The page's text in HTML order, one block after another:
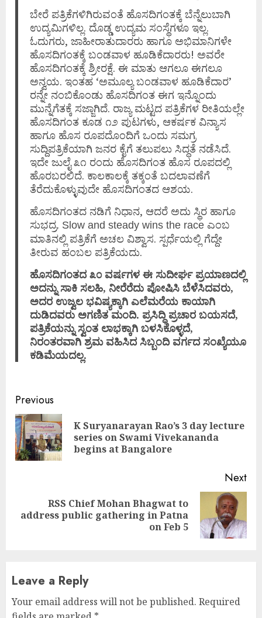
ಬೇರೆ ಪತ್ರಿಕೆಗಳಿಗಿರುವಂತೆ ಹೊಸದಿಗಂತಕ್ಕೆ ಬೆನ್ನೆಲುಬಾಗಿ
ಉದ್ಯಮಿಗಳಿಲ್ಲ. ದೊಡ್ಡ ಉದ್ಯಮ ಸಂಸ್ಥೆಗಳೂ ಇಲ್ಲ.
ಓದುಗರು, ಜಾಹೀರಾತುದಾರರು ಹಾಗೂ ಅಭಿಮಾನಿಗಳೇ
ಹೊಸದಿಗಂತಕ್ಕೆ ಬಂಡವಾಳ ಹೂಡಿಕೆದಾರರು! ಅವರೇ
ಹೊಸದಿಗಂತಕ್ಕೆ ಶ್ರೀರಕ್ಷೆ. ಈ ಮಾತು ಆಗಲೂ ಈಗಲೂ
ಅನ್ವಯ. ಇಂತಹ ‘ಅಮೂಲ್ಯ ಬಂಡವಾಳ ಹೂಡಿಕೆದಾರ’
ರನ್ನೇ ನಂಬಿಕೊಂಡು ಹೊಸದಿಗಂತ ಈಗ ಇನ್ನೊಂದು
ಮುನ್ನೆಗೆತಕ್ಕೆ ಸಜ್ಜಾಗಿದೆ. ರಾಜ್ಯ ಮಟ್ಟದ ಪತ್ರಿಕೆಗಳ ರೀತಿಯಲ್ಲೇ
ಹೊಸದಿಗಂತ ಕೂಡ ೧೨ ಪುಟಗಳು, ಆಕರ್ಷಕ ವಿನ್ಯಾಸ
ಹಾಗೂ ಹೊಸ ರೂಪದೊಂದಿಗೆ ಒಂದು ಸಮಗ್ರ
ಸುದ್ದಿಪತ್ರಿಕೆಯಾಗಿ ಜನರ ಕೈಗೆ ತಲುಪಲು ಸಿದ್ಧತೆ ನಡೆಸಿದೆ.
ಇದೇ ಜುಲೈ ೩೧ ರಂದು ಹೊಸದಿಗಂತ ಹೊಸ ರೂಪದಲ್ಲಿ
ಹೊರಬರಲಿದೆ. ಕಾಲಕಾಲಕ್ಕೆ ತಕ್ಕಂತೆ ಬದಲಾವಣೆಗೆ
ತೆರೆದುಕೊಳ್ಳುವುದೇ ಹೊಸದಿಗಂತದ ಆಶಯ.
ಹೊಸದಿಗಂತದ ನಡಿಗೆ ನಿಧಾನ, ಆದರೆ ಅದು ಸ್ಥಿರ ಹಾಗೂ
ಸುಭದ್ರ. Slow and steady wins the race ಎಂಬ
ಮಾತಿನಲ್ಲಿ ಪತ್ರಿಕೆಗೆ ಅಚಲ ವಿಶ್ವಾಸ. ಸ್ಪರ್ಧೆಯಲ್ಲಿ ಗೆದ್ದೇ
ತೀರುವ ಹಂಬಲ ಪತ್ರಿಕೆಯದು.
ಹೊಸದಿಗಂತದ ೩೦ ವರ್ಷಗಳ ಈ ಸುದೀರ್ಘ ಪ್ರಯಾಣದಲ್ಲಿ
ಅದನ್ನು ಸಾಕಿ ಸಲಹಿ, ನೀರೆರೆದು ಪೋಷಿಸಿ ಬೆಳೆಸಿದವರು,
ಅದರ ಉಜ್ವಲ ಭವಿಷ್ಯಕ್ಕಾಗಿ ಎಲೆಮರೆಯ ಕಾಯಾಗಿ
ದುಡಿದವರು ಅಗಣಿತ ಮಂದಿ. ಪ್ರಸಿದ್ಧಿ ಪ್ರಚಾರ ಬಯಸದೆ,
ಪತ್ರಿಕೆಯನ್ನು ಸ್ವಂತ ಲಾಭಕ್ಕಾಗಿ ಬಳಸಿಕೊಳ್ಳದೆ,
ನಿರಂತರವಾಗಿ ಶ್ರಮ ವಹಿಸಿದ ಸಿಬ್ಬಂದಿ ವರ್ಗದ ಸಂಖ್ಯೆಯೂ
ಕಡಿಮೆಯದಲ್ಲ.
Continue
Reading
Previous
K Suryanarayan Rao’s 3 day lecture
series on Swami Vivekananda
begins at Bangalore
Next
Next
RSS Chief Mohan Bhagwat to
address public gathering in Patna
on Feb 5
Leave a Reply
Your email address will not be published. Required